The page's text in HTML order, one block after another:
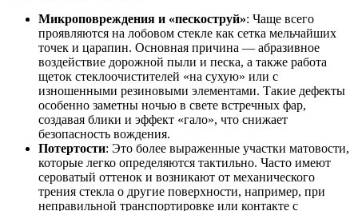
Микроповреждения и «пескоструй»: Чаще всего
проявляются на лобовом стекле как сетка мельчайших
точек и царапин. Основная причина — абразивное
воздействие дорожной пыли и песка, а также работа
щеток стеклоочистителей «на сухую» или с
изношенными резиновыми элементами. Такие дефекты
особенно заметны ночью в свете встречных фар,
создавая блики и эффект «гало», что снижает
безопасность вождения.
Потертости: Это более выраженные участки матовости,
которые легко определяются тактильно. Часто имеют
сероватый оттенок и возникают от механического
трения стекла о другие поверхности, например, при
неправильной транспортировке или контакте с